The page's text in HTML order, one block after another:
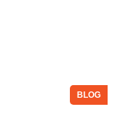
BLOG